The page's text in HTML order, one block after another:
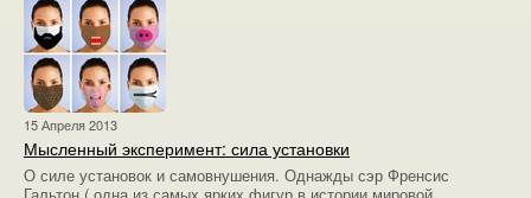
15 Апреля 2013
Мысленный эксперимент: сила установки
О силе установок и самовнушения. Однажды сэр Френсис